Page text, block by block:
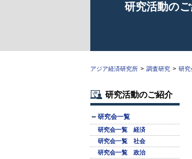
研究活動の
アジア経済研究所 > 調査研究 > 研究
研究活動のご紹介
研究会一覧
研究会一覧 経済
研究会一覧 社会
研究会一覧 政治